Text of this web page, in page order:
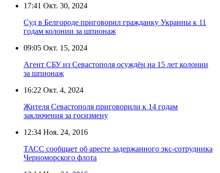
17:41 Окт. 30, 2024
Суд в Белгороде приговорил гражданку Украины к 11
годам колонии за шпионаж
09:05 Окт. 15, 2024
Агент СБУ из Севастополя осуждён на 15 лет колонии
за шпионаж
16:22 Окт. 4, 2024
Жителя Севастополя приговорили к 14 годам
заключения за госизмену
12:34 Ноя. 24, 2016
ТАСС сообщает об аресте задержанного экс-сотрудника
Черноморского флота